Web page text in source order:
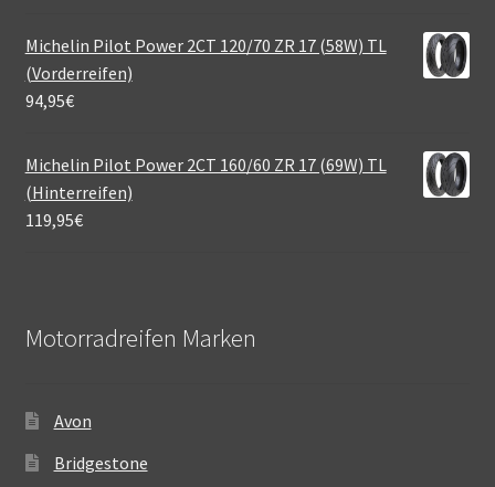
Michelin Pilot Power 2CT 120/70 ZR 17 (58W) TL
(Vorderreifen)
94,95€
Michelin Pilot Power 2CT 160/60 ZR 17 (69W) TL
(Hinterreifen)
119,95€
Motorradreifen Marken
Avon
Bridgestone